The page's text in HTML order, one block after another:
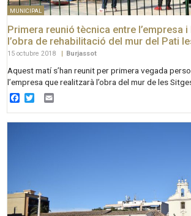
MUNICIPAL
Primera reunió tècnica entre l’empresa
l’obra de rehabilitació del mur del Pati
15 octubre 2018 Burjassot
Aquest matí s’han reunit per primera vegada
l’empresa que realitzarà l’obra del mur de les
Facebook
Twitter